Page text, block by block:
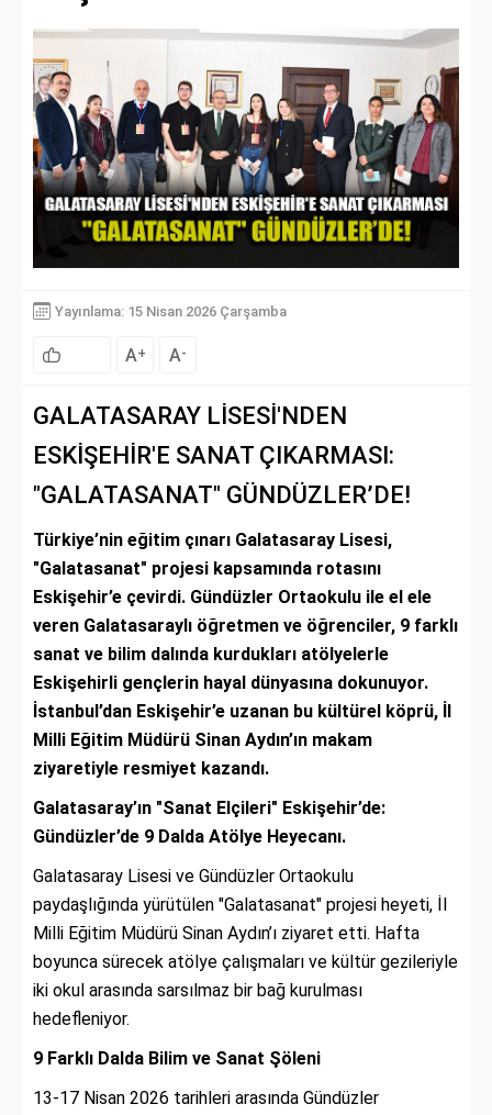
Yayınlama: 15 Nisan 2026 Çarşamba
A+ A-
GALATASARAY LİSESİ'NDEN
ESKİŞEHİR'E SANAT ÇIKARMASI:
"GALATASANAT" GÜNDÜZLER’DE!
Türkiye’nin eğitim çınarı Galatasaray Lisesi,
"Galatasanat" projesi kapsamında rotasını
Eskişehir’e çevirdi. Gündüzler Ortaokulu ile el ele
veren Galatasaraylı öğretmen ve öğrenciler, 9 farklı
sanat ve bilim dalında kurdukları atölyelerle
Eskişehirli gençlerin hayal dünyasına dokunuyor.
İstanbul’dan Eskişehir’e uzanan bu kültürel köprü, İl
Milli Eğitim Müdürü Sinan Aydın’ın makam
ziyaretiyle resmiyet kazandı.
Galatasaray’ın "Sanat Elçileri" Eskişehir’de:
Gündüzler’de 9 Dalda Atölye Heyecanı.
Galatasaray Lisesi ve Gündüzler Ortaokulu
paydaşlığında yürütülen "Galatasanat" projesi heyeti, İl
Milli Eğitim Müdürü Sinan Aydın’ı ziyaret etti. Hafta
boyunca sürecek atölye çalışmaları ve kültür gezileriyle
iki okul arasında sarsılmaz bir bağ kurulması
hedefleniyor.
9 Farklı Dalda Bilim ve Sanat Şöleni
13-17 Nisan 2026 tarihleri arasında Gündüzler